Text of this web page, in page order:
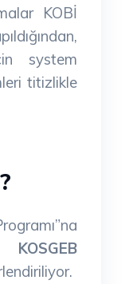
KOBİ
system
titizlikle
KOSGEB